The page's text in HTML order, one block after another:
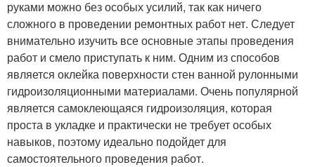
Гидроизоляции с
подробной инструкцией
Гидроизоляция с
механической
фиксацией
Гидроизоляция для
балкона
Материалы для
гидроизоляции
руками можно без особых усилий, так как ничего
сложного в проведении ремонтных работ нет. Следует
внимательно изучить все основные этапы проведения
работ и смело приступать к ним. Одним из способов
является оклейка поверхности стен ванной рулонными
гидроизоляционными материалами. Очень популярной
является самоклеющаяся гидроизоляция, которая
проста в укладке и практически не требует особых
навыков, поэтому идеально подойдет для
самостоятельного проведения работ.